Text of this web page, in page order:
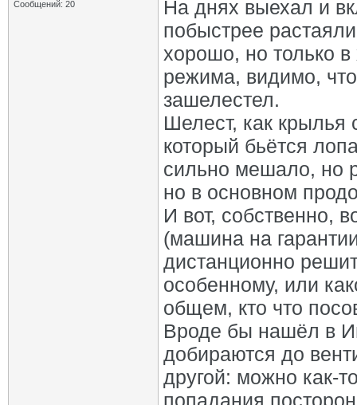
Сообщений: 20
На днях выехал и
побыстрее
хорошо, но только в
режима, видимо,
зашелестел.
Шелест, как крылья
который бьётся
сильно мешало, но
но в основном
И вот, собственно,
(машина на
дистанционно
особенному, или
общем, кто что
Вроде бы нашёл в
добираются до
другой: можно как-
попадания